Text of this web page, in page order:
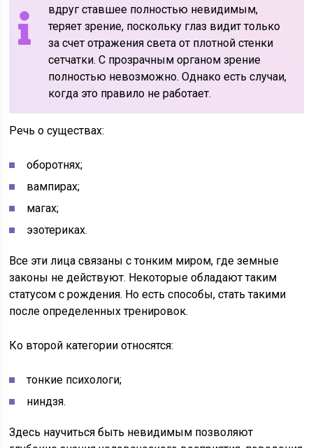
вдруг ставшее полностью невидимым,
теряет зрение, поскольку глаз видит только
за счет отражения света от плотной стенки
сетчатки. С прозрачным органом зрение
полностью невозможно. Однако есть случаи,
когда это правило не работает.
Речь о существах:
оборотнях;
вампирах;
магах;
эзотериках.
Все эти лица связаны с тонким миром, где земные
законы не действуют. Некоторые обладают таким
статусом с рождения. Но есть способы, стать такими
после определенных тренировок.
Ко второй категории относятся:
тонкие психологи;
ниндзя.
Здесь научиться быть невидимым позволяют